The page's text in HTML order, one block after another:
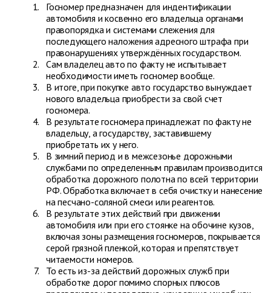
Госномер предназначен для индентификации
автомобиля и косвенно его владельца органами
правопорядка и системами слежения для
последующего наложения адресного штрафа при
правонарушениях утверждённых государством.
Сам владелец авто по факту не испытывает
необходимости иметь госномер вообще.
В итоге, при покупке авто государство вынуждает
нового владельца приобрести за свой счет
госномера.
В результате госномера принадлежат по факту не
владельцу, а государству, заставившему
приобретать их у него.
В зимний период и в межсезонье дорожными
службами по определенным правилам производится
обработка дорожного полотна по всей территории
РФ. Обработка включает в себя очистку и нанесение
на песчано-соляной смеси или реагентов.
В результате этих действий при движении
автомобиля или при его стоянке на обочине кузов,
включая зоны размещения госномеров, покрывается
серой грязной пленкой, которая и препятствует
читаемости номеров.
То есть из-за действий дорожных служб при
обработке дорог помимо спорных плюсов